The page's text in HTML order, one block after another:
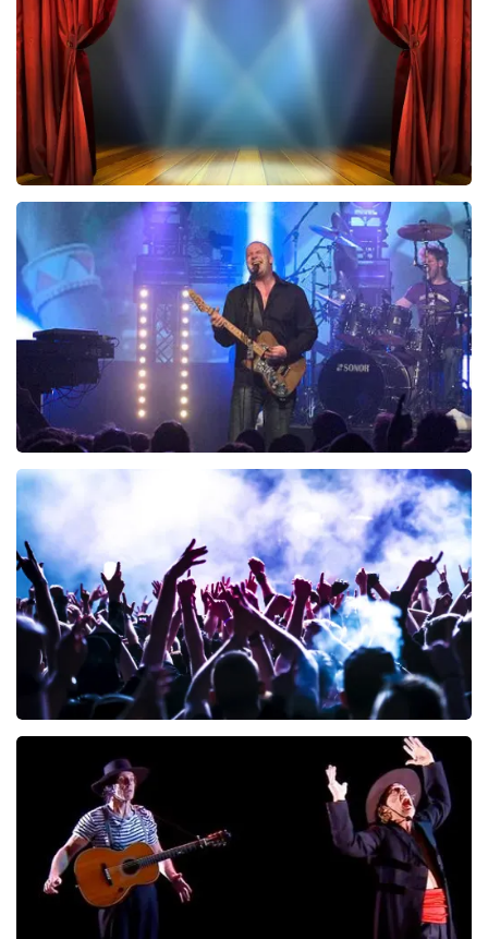
BESTEL NU
40 45 De Musical
297laatste 30 minuten
BESTEL NU
BESTEL NU
200laatste 30 minuten
BESTEL NU